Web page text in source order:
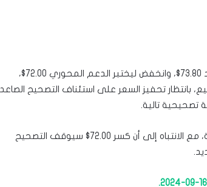
وصل سعر خام برنت بفارق نقاط قليلة عن هدفنا المنتظر عند 73.80$، وانخفض ليختبر الدعم المحوري 72.00$،
تحفيز السعر على استئناف التصحيح الصاعد
وبالتالي، نحن مستمرون بترجيح الاتجاه الصاعد للفترة القادمة، مع الانتباه إلى أن كسر 72.00$ سيوقف التصحيح